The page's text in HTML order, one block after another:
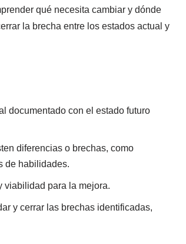
qué necesita cambiar y dónde
la brecha entre los estados actual y
documentado con el estado futuro
diferencias o brechas, como
de habilidades.
viabilidad para la mejora.
y cerrar las brechas identificadas,